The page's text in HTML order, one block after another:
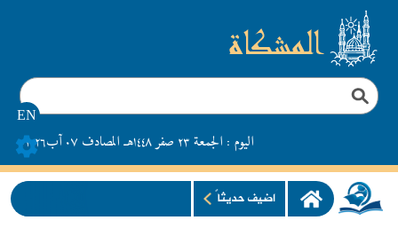
EN
اليوم : الجمعة ٢٣ صفر ١٤٤٨هـ المصادف ۰۷ آب۲۰۲٦م
اضيف حديثاً